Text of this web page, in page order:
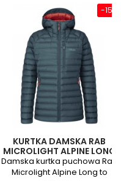
KURTKA DAMSKA RAB
MICROLIGHT ALPINE LONG
JACKET
Damska kurtka puchowa Rab
Microlight Alpine Long to
-15%